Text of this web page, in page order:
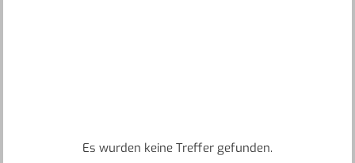
Es wurden keine Treffer gefunden.